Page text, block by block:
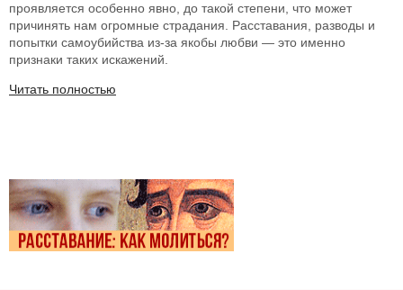
проявляется особенно явно, до такой степени, что может
причинять нам огромные страдания. Расставания, разводы и
попытки самоубийства из-за якобы любви — это именно
признаки таких искажений.
Читать полностью